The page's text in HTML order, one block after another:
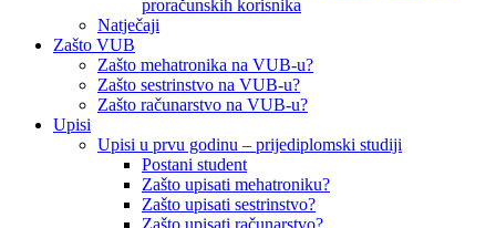
proračunskih korisnika
Natječaji
Zašto VUB
Zašto mehatronika na VUB-u?
Zašto sestrinstvo na VUB-u?
Zašto računarstvo na VUB-u?
Upisi
Upisi u prvu godinu – prijediplomski studiji
Postani student
Zašto upisati mehatroniku?
Zašto upisati sestrinstvo?